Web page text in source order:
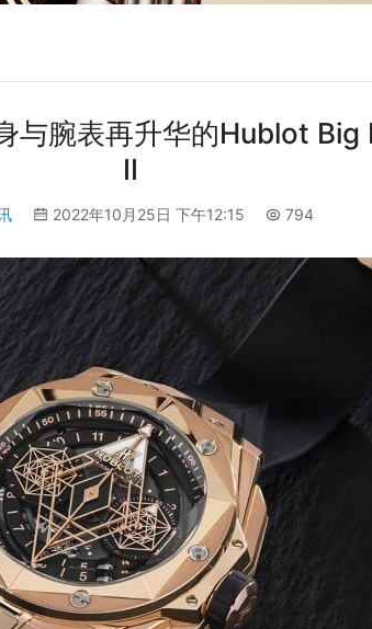
与腕表再升华的Hublot
II
2022年10月25日 下午12:15 794